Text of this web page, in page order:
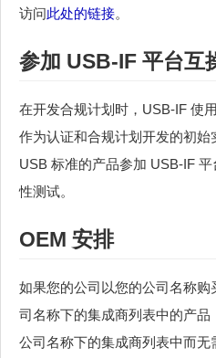
访问此处的链接。
参加 USB-IF 平台互
在开发合规计划时，USB-IF 使用
作为认证和合规计划开发的初
USB 标准的产品参加 USB-IF
性测试。
OEM 安排
如果您的公司以您的公司名称
司名称下的集成商列表中的产
公司名称下的集成商列表中而